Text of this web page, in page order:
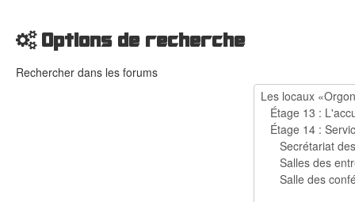
Options de recherche
Rechercher dans les forums